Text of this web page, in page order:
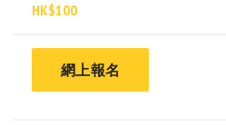
HK$100
網上報名